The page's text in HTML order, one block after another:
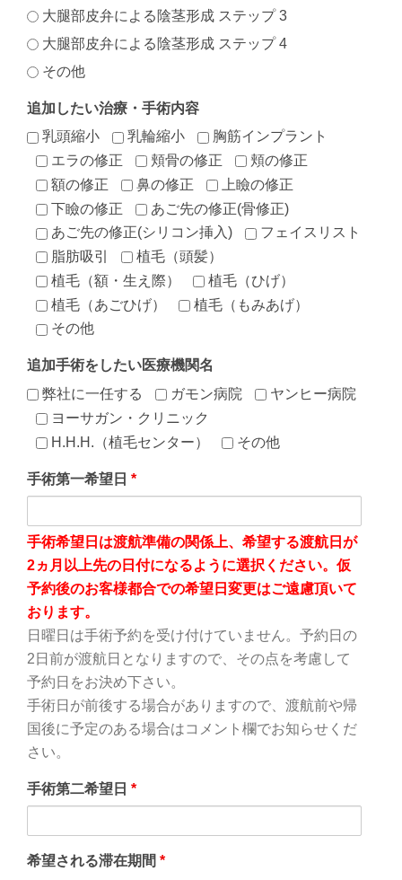
大腿部皮弁による陰茎形成 ステップ 3
大腿部皮弁による陰茎形成 ステップ 4
その他
追加したい治療・手術内容
乳頭縮小
乳輪縮小
胸筋インプラント
エラの修正
頬骨の修正
頬の修正
額の修正
鼻の修正
上瞼の修正
下瞼の修正
あご先の修正(骨修正)
あご先の修正(シリコン挿入)
フェイスリスト
脂肪吸引
植毛（頭髪）
植毛（額・生え際）
植毛（ひげ）
植毛（あごひげ）
植毛（もみあげ）
その他
追加手術をしたい医療機関名
弊社に一任する
ガモン病院
ヤンヒー病院
ヨーサガン・クリニック
H.H.H.（植毛センター）
その他
手術第一希望日 *
手術希望日は渡航準備の関係上、希望する渡航日が
2ヵ月以上先の日付になるように選択ください。仮
予約後のお客様都合での希望日変更はご遠慮頂いて
おります。
日曜日は手術予約を受け付けていません。予約日の
2日前が渡航日となりますので、その点を考慮して
予約日をお決め下さい。
手術日が前後する場合がありますので、渡航前や帰
国後に予定のある場合はコメント欄でお知らせくだ
さい。
手術第二希望日 *
希望される滞在期間 *